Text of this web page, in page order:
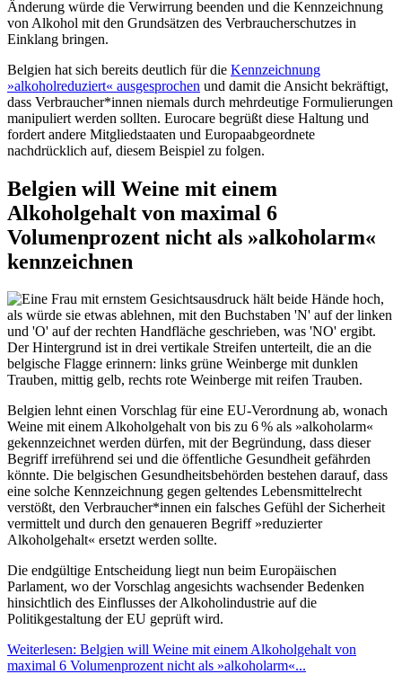
Änderung würde die Verwirrung beenden und die Kennzeichnung
von Alkohol mit den Grundsätzen des Verbraucherschutzes in
Einklang bringen.
Belgien hat sich bereits deutlich für die Kennzeichnung
»alkoholreduziert« ausgesprochen und damit die Ansicht bekräftigt,
dass Verbraucher*innen niemals durch mehrdeutige Formulierungen
manipuliert werden sollten. Eurocare begrüßt diese Haltung und
fordert andere Mitgliedstaaten und Europaabgeordnete
nachdrücklich auf, diesem Beispiel zu folgen.
Belgien will Weine mit einem
Alkoholgehalt von maximal 6
Volumenprozent nicht als »alkoholarm«
kennzeichnen
Belgien lehnt einen Vorschlag für eine EU-Verordnung ab, wonach
Weine mit einem Alkoholgehalt von bis zu 6 % als »alkoholarm«
gekennzeichnet werden dürfen, mit der Begründung, dass dieser
Begriff irreführend sei und die öffentliche Gesundheit gefährden
könnte. Die belgischen Gesundheitsbehörden bestehen darauf, dass
eine solche Kennzeichnung gegen geltendes Lebensmittelrecht
verstößt, den Verbraucher*innen ein falsches Gefühl der Sicherheit
vermittelt und durch den genaueren Begriff »reduzierter
Alkoholgehalt« ersetzt werden sollte.
Die endgültige Entscheidung liegt nun beim Europäischen
Parlament, wo der Vorschlag angesichts wachsender Bedenken
hinsichtlich des Einflusses der Alkoholindustrie auf die
Politikgestaltung der EU geprüft wird.
Weiterlesen: Belgien will Weine mit einem Alkoholgehalt von
maximal 6 Volumenprozent nicht als »alkoholarm«...